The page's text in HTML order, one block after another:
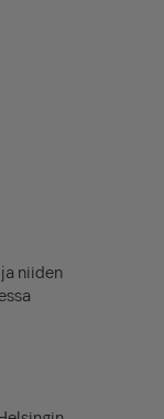
niiden